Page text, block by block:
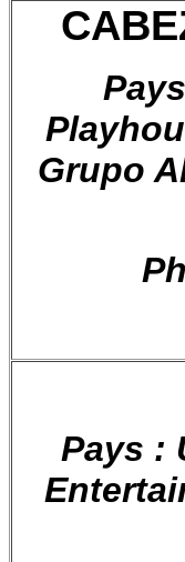
Grupo
Pays :